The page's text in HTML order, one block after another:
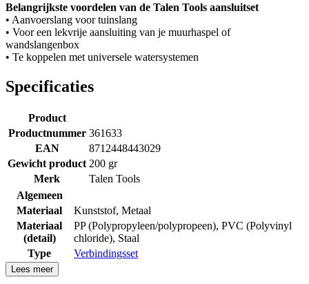
Belangrijkste voordelen van de Talen Tools aansluitset
• Aanvoerslang voor tuinslang
• Voor een lekvrije aansluiting van je muurhaspel of
wandslangenbox
• Te koppelen met universele watersystemen
Specificaties
Product
Productnummer 361633
EAN
8712448443029
Gewicht product 200 gr
Merk
Talen Tools
Algemeen
Materiaal
Kunststof, Metaal
Materiaal
(detail)
PP (Polypropyleen/polypropeen), PVC (Polyvinyl
chloride), Staal
Type
Verbindingsset
Lees meer